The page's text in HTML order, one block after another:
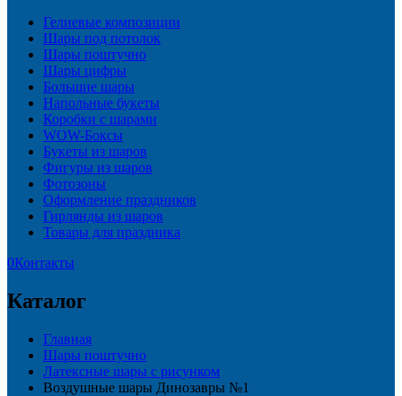
Гелиевые композиции
Шары под потолок
Шары поштучно
Шары цифры
Большие шары
Напольные букеты
Коробки с шарами
WOW-Боксы
Букеты из шаров
Фигуры из шаров
Фотозоны
Оформление праздников
Гирлянды из шаров
Товары для праздника
0Контакты
Каталог
Главная
Шары поштучно
Латексные шары с рисунком
Воздушные шары Динозавры №1